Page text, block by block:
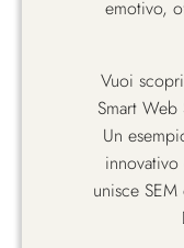
emotivo,
Vuoi
Smart
Un
unisce